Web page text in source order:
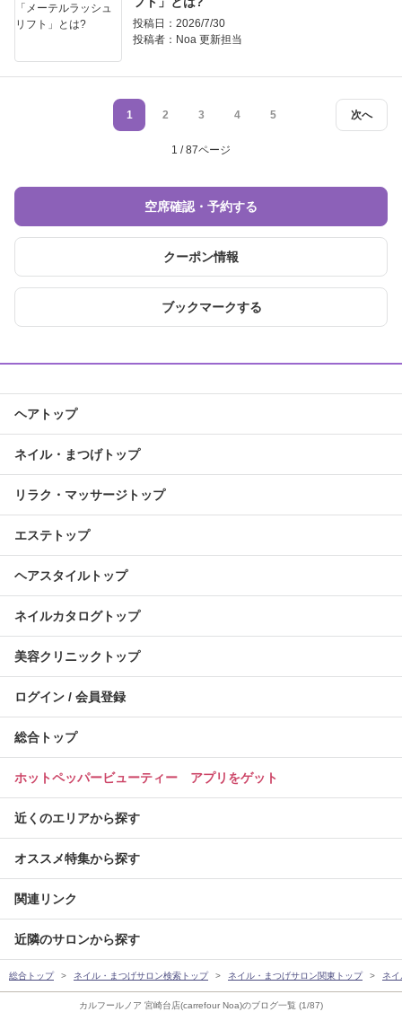
カルフールノア 宮崎台店(carrefour Noa)のブログ一覧 (1/87)
投稿日：2026/7/30
投稿者： Noa 更新担当
次へ
1 2 3 4 5
1 / 87ページ
空席確認・予約する
クーポン情報
ブックマークする
ヘアトップ
ネイル・まつげトップ
リラク・マッサージトップ
エステトップ
ヘアスタイルトップ
ネイルカタログトップ
美容クリニックトップ
ログイン / 会員登録
総合トップ
ホットペッパービューティー アプリをゲット
近くのエリアから探す
オススメ特集から探す
関連リンク
近隣のサロンから探す
総合トップ ネイル・まつげサロン検索トップ ネイル・まつげサロン関東トップ ネ